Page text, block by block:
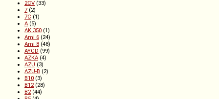
2CV (33)
7 (2)
7C (1)
A (5)
AK 350 (1)
Ami 6 (24)
Ami 8 (48)
AYCD (99)
AZKA (4)
AZU (3)
AZU-B (2)
B10 (3)
B12(28)
B2(44)